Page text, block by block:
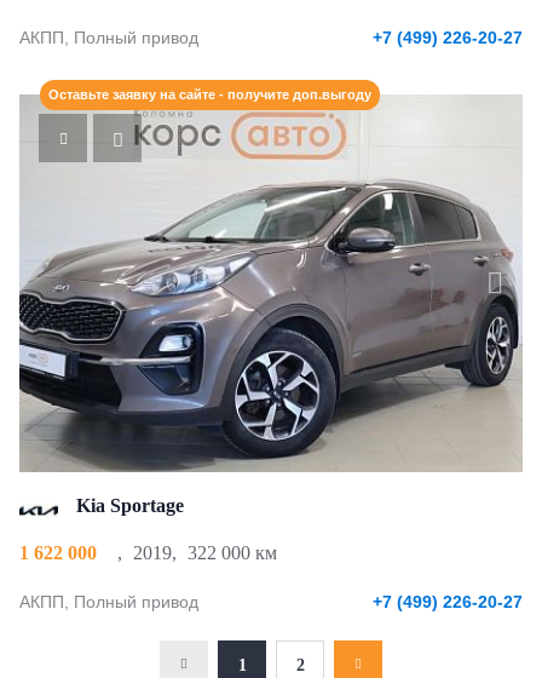
АКПП, Полный привод +7 (499) 226-20-27
Оставьте заявку на сайте - получите доп.выгоду
Kia Sportage
1 622 000 , 2019, 322 000 км
АКПП, Полный привод +7 (499) 226-20-27
1 2